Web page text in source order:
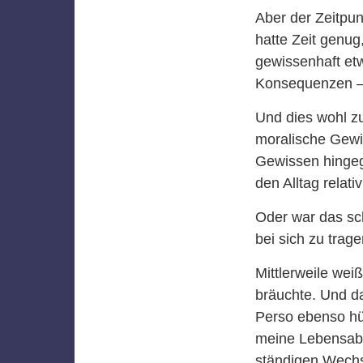
Aber der
hatte Zeit
gewissenhaft
Konsequenzen
Und dies wohl
moralische
Gewissen
den Alltag
Oder war das
bei sich zu
Mittlerweile
bräuchte. Und
Perso ebenso
meine